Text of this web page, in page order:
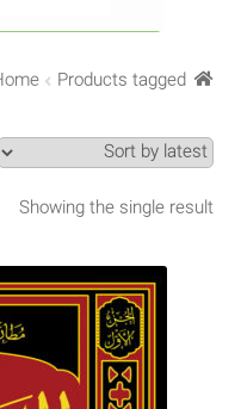
Checkout
My account
Search Results
Shop
برگه نمونه
برگه نمونه
Products tagged “حقیقت معاد”
Showing the single result